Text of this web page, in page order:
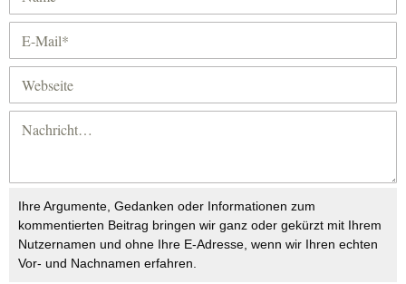
Ihre Argumente, Gedanken oder Informationen zum
kommentierten Beitrag bringen wir ganz oder gekürzt mit Ihrem
Nutzernamen und ohne Ihre E-Adresse, wenn wir Ihren echten
Vor- und Nachnamen erfahren.